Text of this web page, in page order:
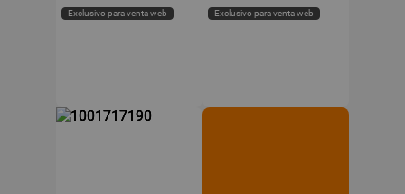
Exclusivo para venta web Exclusivo para venta web